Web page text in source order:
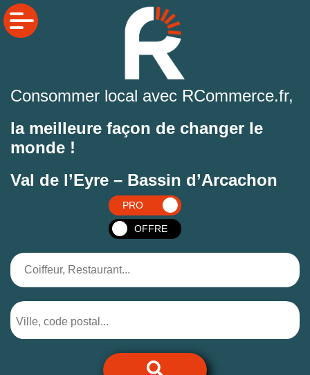
Consommer local avec RCommerce.fr,
la meilleure façon de changer le
monde !
Val de l’Eyre – Bassin d’Arcachon
PRO
OFFRE